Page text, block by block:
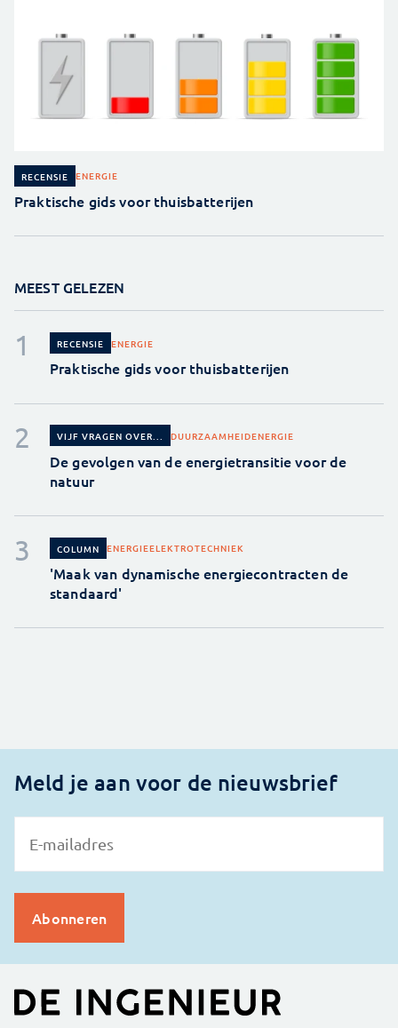
RECENSIE ENERGIE
Praktische gids voor thuisbatterijen
MEEST GELEZEN
RECENSIE ENERGIE
Praktische gids voor thuisbatterijen
VIJF VRAGEN OVER... DUURZAAMHEIDENERGIE
De gevolgen van de energietransitie voor de
natuur
COLUMN ENERGIEELEKTROTECHNIEK
'Maak van dynamische energiecontracten de
standaard'
Meld je aan voor de nieuwsbrief